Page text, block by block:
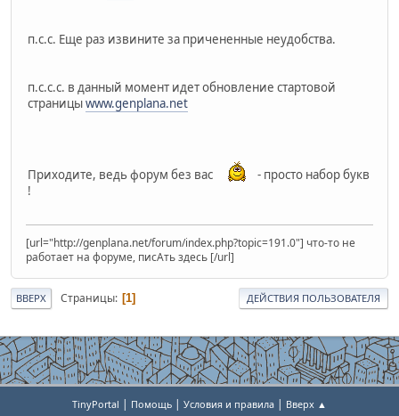
п.с.с. Еще раз извините за причененные неудобства.
п.с.с.с. в данный момент идет обновление стартовой
страницыwww.genplana.net
Приходите, ведь форум без вас
- просто набор букв
!
[url="http://genplana.net/forum/index.php?topic=191.0"] что-то не
работает на форуме, писАть здесь [/url]
ВВЕРХ Страницы 1 ДЕЙСТВИЯ ПОЛЬЗОВАТЕЛЯ
TinyPortal | Помощь | Условия и правила | Вверх ▲